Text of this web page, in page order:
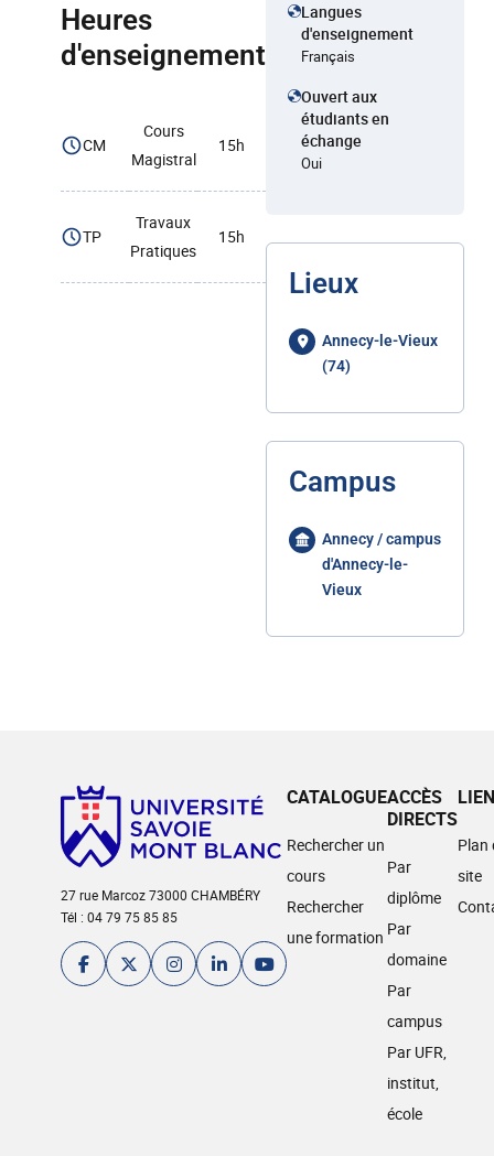
Heures
d'enseignement
CM
Cours
Magistral
15h
TP
Travaux
Pratiques
15h
Langues
d'enseignement
Français
Ouvert aux
étudiants en
échange
Oui
Lieux
Annecy-le-Vieux
(74)
Campus
Annecy / campus
d'Annecy-le-
Vieux
27 rue Marcoz 73000 CHAMBÉRY
Tél : 04 79 75 85 85
CATALOGUE
Rechercher un
cours
Rechercher
une formation
ACCÈS
DIRECTS
Par
diplôme
Par
domaine
Par
campus
Par UFR,
institut,
école
Plan
site